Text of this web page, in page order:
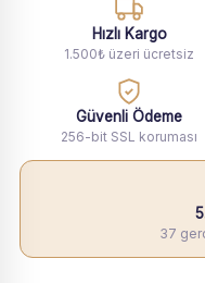
Hızlı Kargo
1.500₺ üzeri ücretsiz
Güvenli Ödeme
256-bit SSL koruması
37